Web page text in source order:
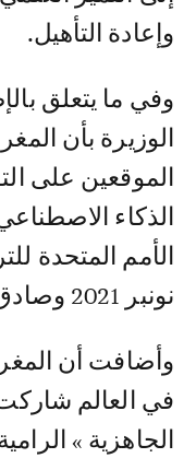
وإعادة التأهيل.
وفي ما يتعلق
الوزيرة بأن
الموقعين على
الذكاء
الأمم المتحدة
نونبر 2021 وصادق عليها 193 بلدا.
وأضافت أن
في العالم
الجاهزية »